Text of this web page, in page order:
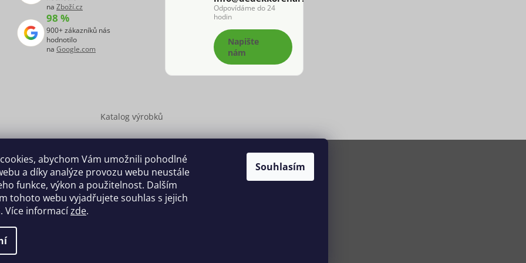
abychom Vám umožnili pohodlné
a díky analýze provozu webu neustále
funkce, výkon a použitelnost. Dalším
tohoto webu vyjadřujete souhlas s jejich
Více informacízde.
Souhlasím
na Zboží.cz
98 %
900+ zákazníků nás
hodnotilo
na Google.com
Odpovídáme do 24
hodin
Napište
nám
Katalog výrobků
Dědek kořenář®. Všechna práva vyhrazena.
Upravit nastavení cookies
návrh vytvořil a na Shoptet implementoval Tomáš Hlad